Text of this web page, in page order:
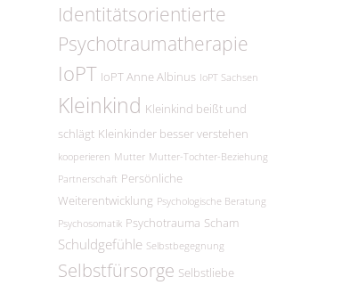
Identitätsorientierte
Psychotraumatherapie
IoPT IoPT Anne Albinus IoPT Sachsen
Kleinkind Kleinkind beißt und
schlägt Kleinkinder besser verstehen
kooperieren Mutter Mutter-Tochter-Beziehung
Partnerschaft Persönliche
Weiterentwicklung Psychologische Beratung
Psychosomatik Psychotrauma Scham
Schuldgefühle Selbstbegegnung
Selbstfürsorge Selbstliebe